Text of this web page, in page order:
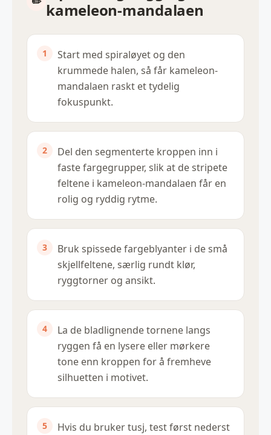
kameleon-mandalaen
Start med spiraløyet og den
krummede halen, så får kameleon-
mandalaen raskt et tydelig
fokuspunkt.
Del den segmenterte kroppen inn i
faste fargegrupper, slik at de stripete
feltene i kameleon-mandalaen får en
rolig og ryddig rytme.
Bruk spissede fargeblyanter i de små
skjellfeltene, særlig rundt klør,
ryggtorner og ansikt.
La de bladlignende tornene langs
ryggen få en lysere eller mørkere
tone enn kroppen for å fremheve
silhuetten i motivet.
Hvis du bruker tusj, test først nederst